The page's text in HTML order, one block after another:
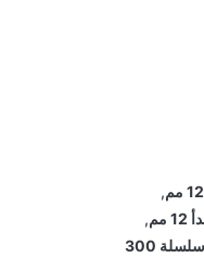
,
,